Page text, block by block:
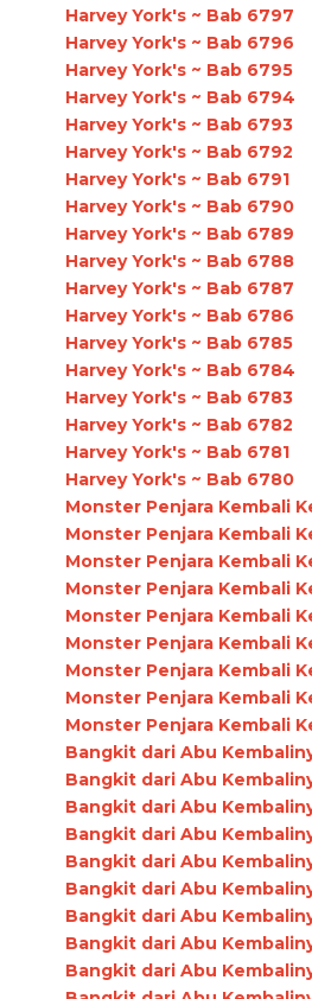
Harvey York's ~ Bab 6797
Harvey York's ~ Bab 6796
Harvey York's ~ Bab 6795
Harvey York's ~ Bab 6794
Harvey York's ~ Bab 6793
Harvey York's ~ Bab 6792
Harvey York's ~ Bab 6791
Harvey York's ~ Bab 6790
Harvey York's ~ Bab 6789
Harvey York's ~ Bab 6788
Harvey York's ~ Bab 6787
Harvey York's ~ Bab 6786
Harvey York's ~ Bab 6785
Harvey York's ~ Bab 6784
Harvey York's ~ Bab 6783
Harvey York's ~ Bab 6782
Harvey York's ~ Bab 6781
Harvey York's ~ Bab 6780
Monster Penjara Kembali
Monster Penjara Kembali
Monster Penjara Kembali
Monster Penjara Kembali
Monster Penjara Kembali
Monster Penjara Kembali
Monster Penjara Kembali
Monster Penjara Kembali
Monster Penjara Kembali
Bangkit dari Abu
Bangkit dari Abu
Bangkit dari Abu
Bangkit dari Abu
Bangkit dari Abu
Bangkit dari Abu
Bangkit dari Abu
Bangkit dari Abu
Bangkit dari Abu